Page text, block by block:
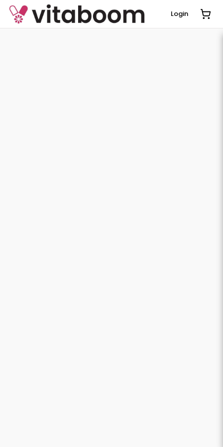
Login